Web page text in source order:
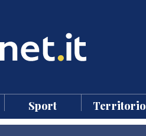
Sport Territorio